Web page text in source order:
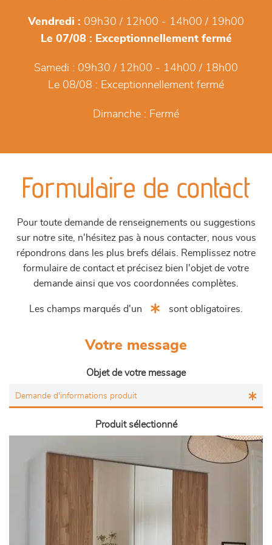
Vendredi : 09h30 / 12h00 - 14h00 / 19h00
Le 07/08 : Exceptionnellement fermé
Samedi : 09h30 / 12h00 - 14h00 / 18h00
Le 08/08 : Exceptionnellement fermé
Dimanche : Fermé
Formulaire de contact
Pour toute demande de renseignements ou suggestions
sur notre site, n'hésitez pas à nous contacter, nous vous
répondrons dans les plus brefs délais. Remplissez notre
formulaire de contact et précisez bien l'objet de votre
demande ainsi que vos coordonnées complètes.
Les champs marqués d'un sont obligatoires.
Votre message
Objet de votre message
Produit sélectionné